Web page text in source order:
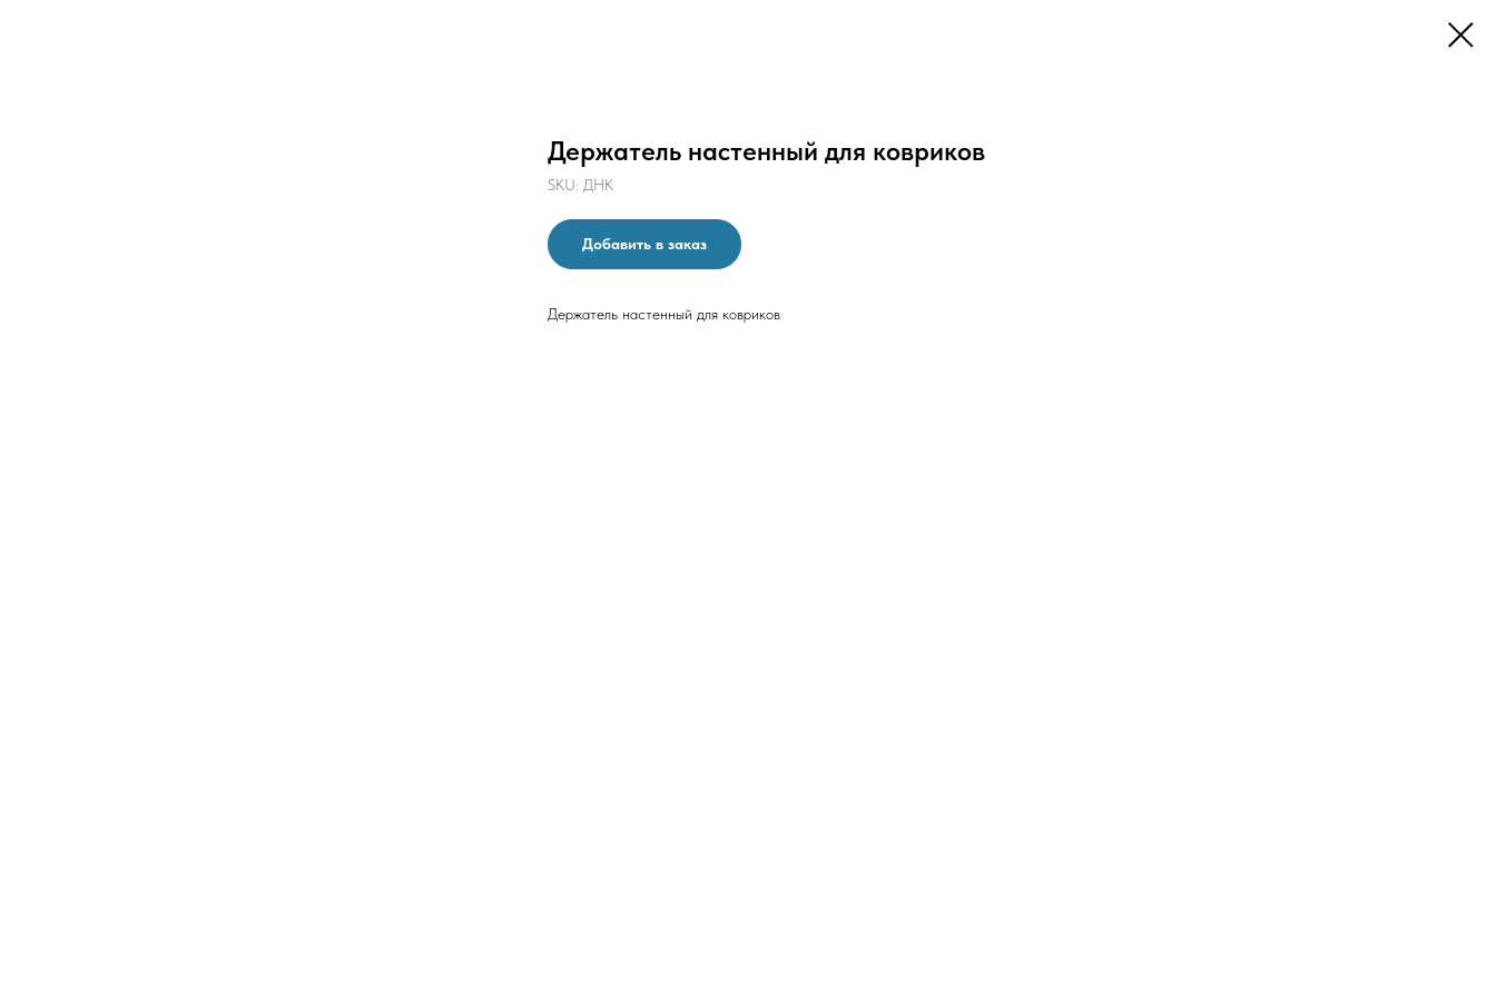
Держатель настенный для ковриков
SKU: ДНК
Добавить в заказ
Держатель настенный для ковриков